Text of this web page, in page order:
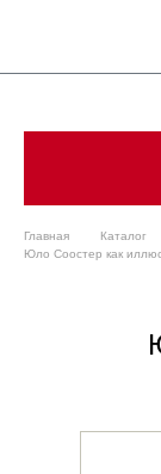
Главная Каталог
Юло Соостер как